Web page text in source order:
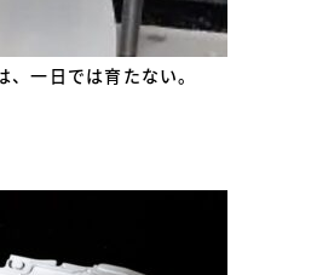
、一日では育たない。